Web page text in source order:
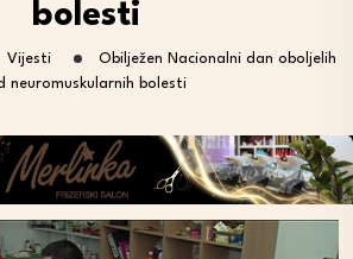
bolesti
Vijesti
Obilježen Nacionalni dan oboljelih
neuromuskularnih bolesti